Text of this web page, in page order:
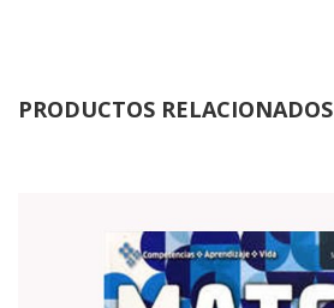
PRODUCTOS RELACIONADOS